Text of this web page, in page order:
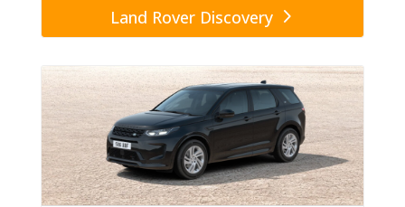
Land Rover Discovery